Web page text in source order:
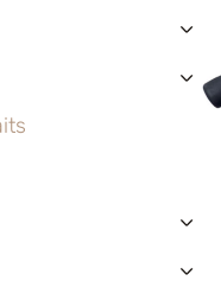
›
›
›
›